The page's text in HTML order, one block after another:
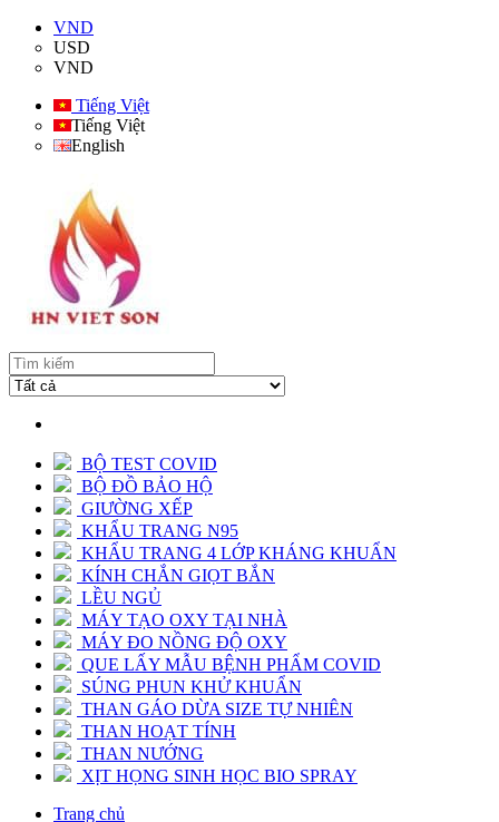
VND
USD
VND
Tiếng Việt
Tiếng Việt
English
BỘ TEST COVID
BỘ ĐỒ BẢO HỘ
GIƯỜNG XẾP
KHẨU TRANG N95
KHẨU TRANG 4 LỚP KHÁNG KHUẨN
KÍNH CHẮN GIỌT BẮN
LỀU NGỦ
MÁY TẠO OXY TẠI NHÀ
MÁY ĐO NỒNG ĐỘ OXY
QUE LẤY MẪU BỆNH PHẨM COVID
SÚNG PHUN KHỬ KHUẨN
THAN GÁO DỪA SIZE TỰ NHIÊN
THAN HOẠT TÍNH
THAN NƯỚNG
XỊT HỌNG SINH HỌC BIO SPRAY
Trang chủ